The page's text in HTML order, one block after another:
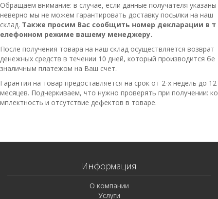
Обращаем внимание: в случае, если данные получателя указаны
неверно мы не можем гарантировать доставку посылки на наш
склад. Также просим Вас сообщить номер декларации в т
елефонном режиме вашему менеджеру.
После получения товара на наш склад осуществляется возврат
денежных средств в течении 10 дней, который производится бе
зналичным платежом на Ваш счет.
Гарантия на товар предоставляется на срок от 2-х недель до 12
месяцев. Подчеркиваем, что нужно проверять при получении: ко
мплектность и отсутствие дефектов в товаре.
Информация
О компании
Услуги